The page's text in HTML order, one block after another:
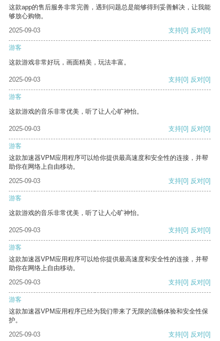
这款app的售后服务非常完善，遇到问题总是能够得到妥善解决，让我能
够放心购物。
2025-09-03
支持[0] 反对[0]
游客
这款游戏非常好玩，画面精美，玩法丰富。
2025-09-03 支持[0] 反对[0]
游客
这款游戏的音乐非常优美，听了让人心旷神怡。
2025-09-03 支持[0] 反对[0]
游客
这款加速器VPM应用程序可以给你提供最高速度和安全性的连接，并帮
助你在网络上自由移动。
2025-09-03
支持[0] 反对[0]
游客
这款游戏的音乐非常优美，听了让人心旷神怡。
2025-09-03 支持[0] 反对[0]
游客
这款加速器VPM应用程序可以给你提供最高速度和安全性的连接，并帮
助你在网络上自由移动。
2025-09-03
支持[0] 反对[0]
游客
这款加速器VPM应用程序已经为我们带来了无限的流畅体验和安全性保
护。
2025-09-03
支持[0] 反对[0]